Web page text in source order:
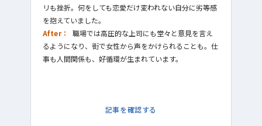
リも挫折。何をしても恋愛だけ変われない自分に劣等感
を抱えていました。
After：
職場では高圧的な上司にも堂々と意見を言え
るようになり、街で女性から声をかけられることも。仕
事も人間関係も、好循環が生まれています。
記事を確認する